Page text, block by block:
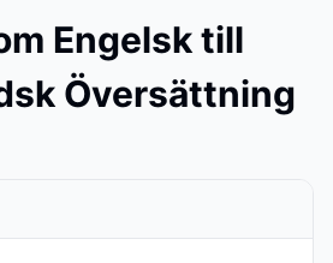
Engelsk till
Översättning